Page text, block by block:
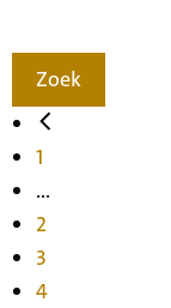
Zoek
1
...
2
3
4